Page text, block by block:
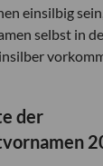
einsilbig
selbst in
der